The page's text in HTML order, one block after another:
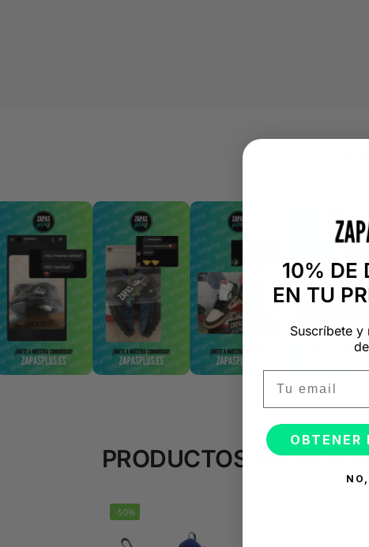
PRODUCTOS
-50%
10% DE
EN TU
Suscríbete
OBTENER